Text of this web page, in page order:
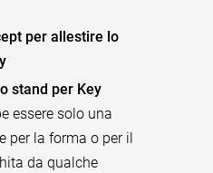
per allestire lo
stand per Key
essere solo una
per la forma o per il
da qualche